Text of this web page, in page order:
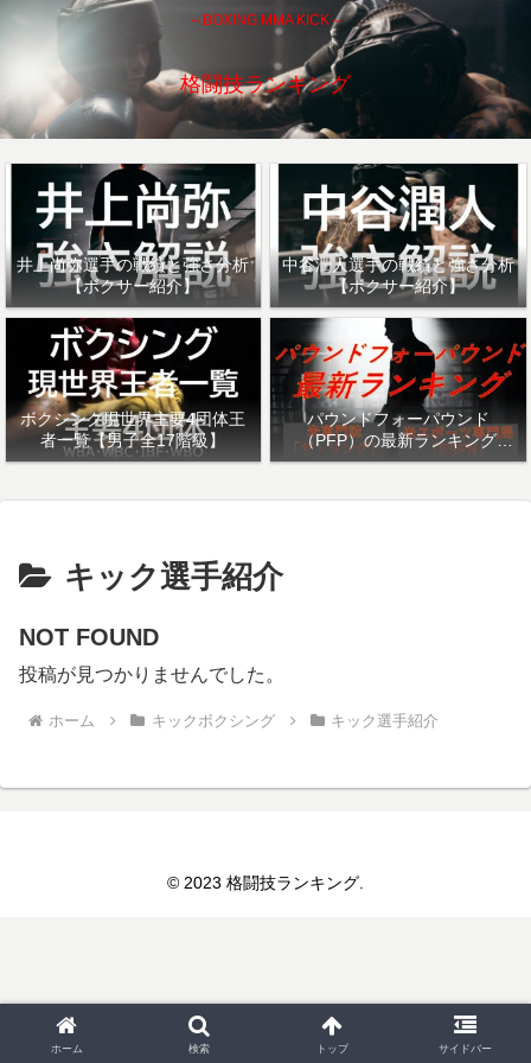
～BOXING MMA KICK～
格闘技ランキング
井上尚弥選手の戦績と強さ分析
【ボクサー紹介】
中谷潤人選手の戦績と強さ分析
【ボクサー紹介】
ボクシング現世界主要4団体王
者一覧【男子全17階級】
パウンドフォーパウンド
（PFP）の最新ランキング
「ザ・リング」・「ESPN」を
キック選手紹介
NOT FOUND
投稿が見つかりませんでした。
ホーム キックボクシング キック選手紹介
© 2023 格闘技ランキング.
ホーム 検索 トップ サイドバー